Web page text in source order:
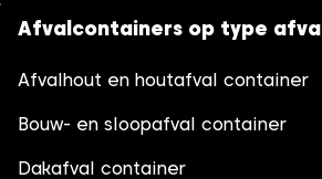
Afvalcontainers op type afval
Afvalhout en houtafval container
Bouw- en sloopafval container
Dakafval container